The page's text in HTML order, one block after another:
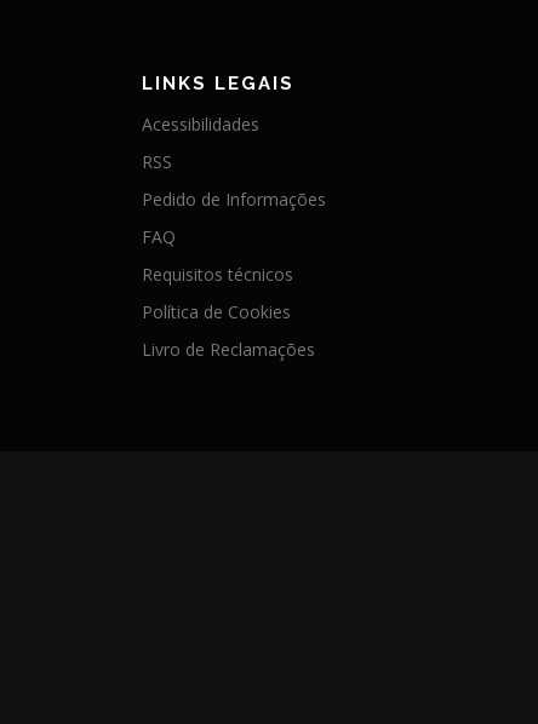
LINKS LEGAIS
Acessibilidades
RSS
Pedido de Informações
FAQ
Requisitos técnicos
Política de Cookies
Livro de Reclamações